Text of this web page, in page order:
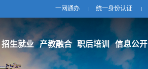
一网通办 统一身份认证
招生就业 产教融合 职后培训 信息公开